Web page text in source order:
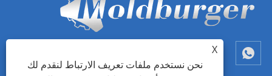
X
نحن نستخدم ملفات تعريف الارتباط لنقدم لك